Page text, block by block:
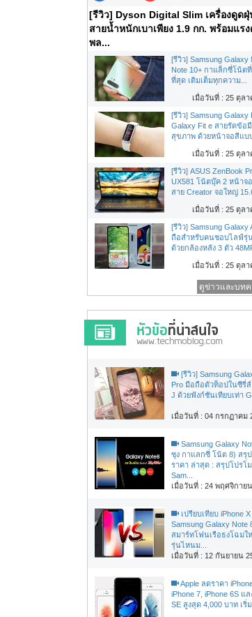
[รีวิว] Dyson Digital Slim เครื่องดูดฝุ่
สายน้ำหนักเบาเพียง 1.9 กก. พร้อมแร
พล...
[รีวิว] Samsung Galaxy
Note 10+ กาแล็กซี่โน้ต
ที่สุด เติมเต็มทุกความ...
เมื่อวันที่ : 25 ตุลา
[รีวิว] Samsung Galaxy
Galaxy Fit e สายรัดข้อ
สุขภาพ ด้วยหน้าจอสีแบบ
เมื่อวันที่ : 25 ตุลา
[รีวิว] ASUS ZenBook
UX581 โน้ตบุ๊ค 2 หน้าจ
สาย Creator จอใหญ่
เมื่อวันที่ : 25 ตุลา
[รีวิว] Samsung Galaxy
ถือสำหรับคนชอบไลฟ์รุ่
ด้วยกล้องหลัง 3 ตัว
เมื่อวันที่ : 25 ตุลา
ดูข่าวและบท
[รีวิว] Samsung
Pro มือถือตัวท็อปในซีรี่ส์
J ด้วยฟังก์ชันเทียบเท่า
เมื่อวันที่ : 04 กรกฏาคม
Samsung Galaxy
ซุง กาแลกซี่ โน้ต 8) สรุ
ราคา ล่าสุด : สรุปโปรโ
Sam...
เมื่อวันที่ : 24 พฤศจิกาย
เปรียบเทียบ iPhone
Samsung Galaxy Note
สมาร์ทโฟนเรือธงโฉมใ
รุ่นไหนม...
เมื่อวันที่ : 12 กันยายน
Apple ลดราคา
iPhone 7, iPhone 6S แล
SE สูงสุด 4,000 บาท เริ่ม